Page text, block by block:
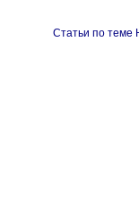
Статьи по теме